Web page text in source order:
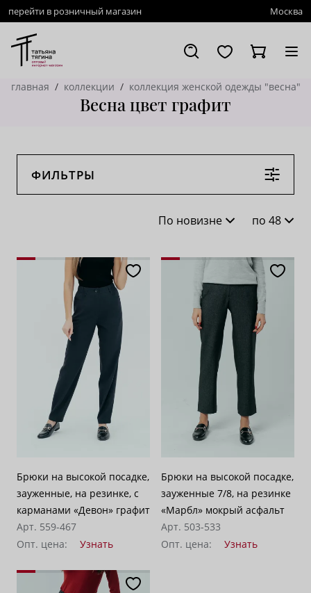
перейти в розничный магазин Москва
главная коллекции коллекция женской одежды "весна"
Весна цвет графит
ФИЛЬТРЫ
По новизне
По популярности
По возрастанию цены
По убыванию цены
по 48
28
Брюки на высокой посадке,
зауженные, на резинке, с
карманами «Девон» графит
Арт. 559-467
Опт. цена:
Узнать
Брюки на высокой посадке,
зауженные 7/8, на резинке
«Марбл» мокрый асфальт
Арт. 503-533
Опт. цена:
Узнать